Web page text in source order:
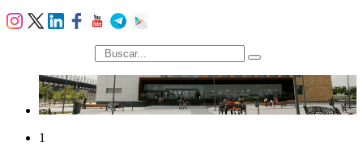
búsqueda
1